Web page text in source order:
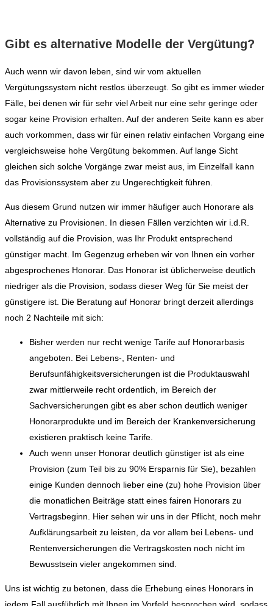
Gibt es alternative Modelle der Vergütung?
Auch wenn wir davon leben, sind wir vom aktuellen
Vergütungssystem nicht restlos überzeugt. So gibt es immer wieder
Fälle, bei denen wir für sehr viel Arbeit nur eine sehr geringe oder
sogar keine Provision erhalten. Auf der anderen Seite kann es aber
auch vorkommen, dass wir für einen relativ einfachen Vorgang eine
vergleichsweise hohe Vergütung bekommen. Auf lange Sicht
gleichen sich solche Vorgänge zwar meist aus, im Einzelfall kann
das Provisionssystem aber zu Ungerechtigkeit führen.
Aus diesem Grund nutzen wir immer häufiger auch Honorare als
Alternative zu Provisionen. In diesen Fällen verzichten wir i.d.R.
vollständig auf die Provision, was Ihr Produkt entsprechend
günstiger macht. Im Gegenzug erheben wir von Ihnen ein vorher
abgesprochenes Honorar. Das Honorar ist üblicherweise deutlich
niedriger als die Provision, sodass dieser Weg für Sie meist der
günstigere ist. Die Beratung auf Honorar bringt derzeit allerdings
noch 2 Nachteile mit sich:
Bisher werden nur recht wenige Tarife auf Honorarbasis
angeboten. Bei Lebens-, Renten- und
Berufsunfähigkeitsversicherungen ist die Produktauswahl
zwar mittlerweile recht ordentlich, im Bereich der
Sachversicherungen gibt es aber schon deutlich weniger
Honorarprodukte und im Bereich der Krankenversicherung
existieren praktisch keine Tarife.
Auch wenn unser Honorar deutlich günstiger ist als eine
Provision (zum Teil bis zu 90% Ersparnis für Sie), bezahlen
einige Kunden dennoch lieber eine (zu) hohe Provision über
die monatlichen Beiträge statt eines fairen Honorars zu
Vertragsbeginn. Hier sehen wir uns in der Pflicht, noch mehr
Aufklärungsarbeit zu leisten, da vor allem bei Lebens- und
Rentenversicherungen die Vertragskosten noch nicht im
Bewusstsein vieler angekommen sind.
Uns ist wichtig zu betonen, dass die Erhebung eines Honorars in